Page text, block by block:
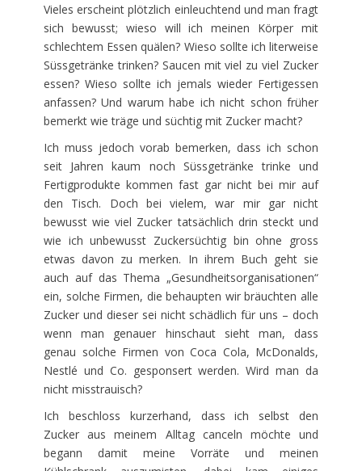
Vieles erscheint plötzlich einleuchtend und man fragt
sich bewusst; wieso will ich meinen Körper mit
schlechtem Essen quälen? Wieso sollte ich literweise
Süssgetränke trinken? Saucen mit viel zu viel Zucker
essen? Wieso sollte ich jemals wieder Fertigessen
anfassen? Und warum habe ich nicht schon früher
bemerkt wie träge und süchtig mit Zucker macht?
Ich muss jedoch vorab bemerken, dass ich schon
seit Jahren kaum noch Süssgetränke trinke und
Fertigprodukte kommen fast gar nicht bei mir auf
den Tisch. Doch bei vielem, war mir gar nicht
bewusst wie viel Zucker tatsächlich drin steckt und
wie ich unbewusst Zuckersüchtig bin ohne gross
etwas davon zu merken. In ihrem Buch geht sie
auch auf das Thema „Gesundheitsorganisationen“
ein, solche Firmen, die behaupten wir bräuchten alle
Zucker und dieser sei nicht schädlich für uns – doch
wenn man genauer hinschaut sieht man, dass
genau solche Firmen von Coca Cola, McDonalds,
Nestlé und Co. gesponsert werden. Wird man da
nicht misstrauisch?
Ich beschloss kurzerhand, dass ich selbst den
Zucker aus meinem Alltag canceln möchte und
begann damit meine Vorräte und meinen